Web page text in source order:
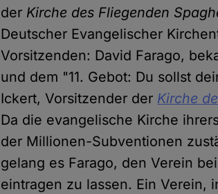
der Kirche des Fliegenden
Deutscher Evangelischer
Vorsitzenden: David Farago,
und dem "11. Gebot: Du sollst
Ickert, Vorsitzender der Kirche
Da die evangelische Kirche
der Millionen-Subventionen
gelang es Farago, den Verein
eintragen zu lassen. Ein Verein,